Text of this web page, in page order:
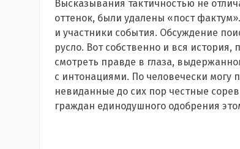
Высказывания тактичностью не
оттенок, были удалены «пост
и участники события. Обсуждение
русло. Вот собственно и вся
смотреть правде в глаза,
с интонациями. По человечески могу
невиданные до сих пор честные
граждан единодушного одобрения